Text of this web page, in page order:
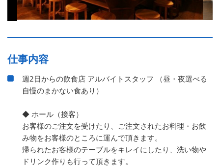
仕事内容
週2日からの飲食店 アルバイトスタッフ （昼・夜選べる
自慢のまかない食あり）
◆ ホール（接客）
お客様のご注文を受けたり、ご注文されたお料理・お飲
み物をお客様のところに運んで頂きます。
帰られたお客様のテーブルをキレイにしたり、洗い物や
ドリンク作りも行って頂きます。